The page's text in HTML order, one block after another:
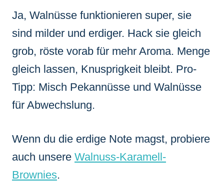
Ja, Walnüsse funktionieren super, sie
sind milder und erdiger. Hack sie gleich
grob, röste vorab für mehr Aroma. Menge
gleich lassen, Knusprigkeit bleibt. Pro-
Tipp: Misch Pekannüsse und Walnüsse
für Abwechslung.
Wenn du die erdige Note magst, probiere
auch unsere Walnuss-Karamell-
Brownies.